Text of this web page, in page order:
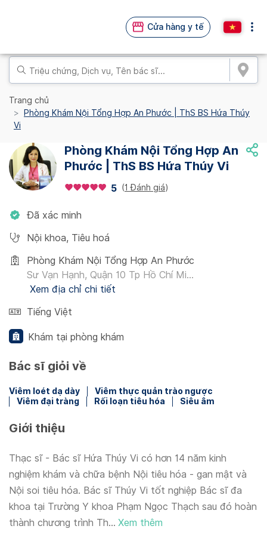
Cửa hàng y tế
Trang chủ
Phòng Khám Nội Tổng Hợp An Phước | ThS BS Hứa Thúy
Vi
Phòng Khám Nội Tổng Hợp An
Phước | ThS BS Hứa Thúy Vi
5 (1 Đánh giá)
Đã xác minh
Nội khoa, Tiêu hoá
Phòng Khám Nội Tổng Hợp An Phước
Sư Vạn Hạnh, Quận 10 Tp Hồ Chí Mi...
Xem địa chỉ chi tiết
Tiếng Việt
Khám tại phòng khám
Bác sĩ giỏi về
Viêm loét dạ dày
Viêm thực quản trào ngược
Viêm đại tràng
Rối loạn tiêu hóa Siêu âm
Giới thiệu
Thạc sĩ - Bác sĩ Hứa Thúy Vi có hơn 14 năm kinh
nghiệm khám và chữa bệnh Nội tiêu hóa - gan mật và
Nội soi tiêu hóa. Bác sĩ Thúy Vi tốt nghiệp Bác sĩ đa
khoa tại Trường Y khoa Phạm Ngọc Thạch sau đó hoàn
thành chương trình Th... Xem thêm